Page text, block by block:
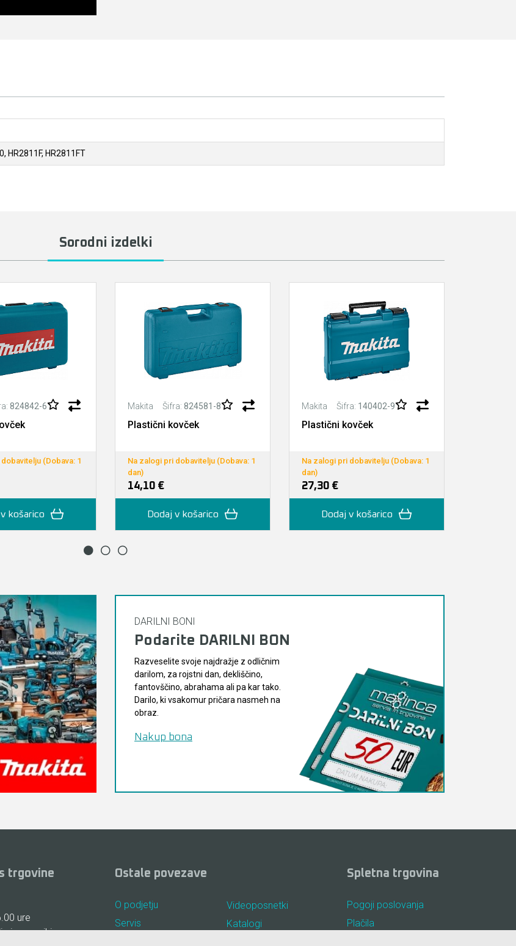
HR2811F, HR2811FT
Sorodni izdelki
824842-6
(Dobava: 1
košarico
Makita Šifra: 824581-8
Plastični kovček
Na zalogi pri dobavitelju (Dobava: 1
dan)
14,10 €
Dodaj v košarico
Makita Šifra: 140402-9
Plastični kovček
Na zalogi pri dobavitelju (Dobava: 1
dan)
27,30 €
Dodaj v košarico
DARILNI BONI
Podarite DARILNI BON
Razveselite svoje najdražje z odličnim
darilom, za rojstni dan, dekliščino,
fantovščino, abrahama ali pa kar tako.
Darilo, ki vsakomur pričara nasmeh na
obraz.
Nakup bona
trgovine
ure
in prazniki:
Ostale povezave
O podjetju
Servis
Videoposnetki
Katalogi
Spletna trgovina
Pogoji poslovanja
Plačila